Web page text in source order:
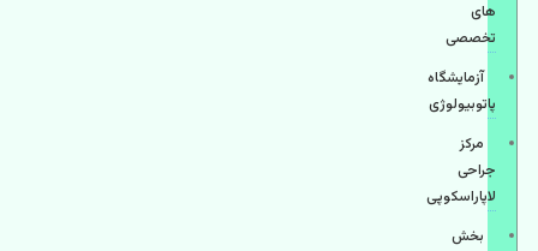
های
تخصصی
آزمایشگاه
پاتوبیولوژی
مرکز
جراحی
لاپاراسکوپی
بخش